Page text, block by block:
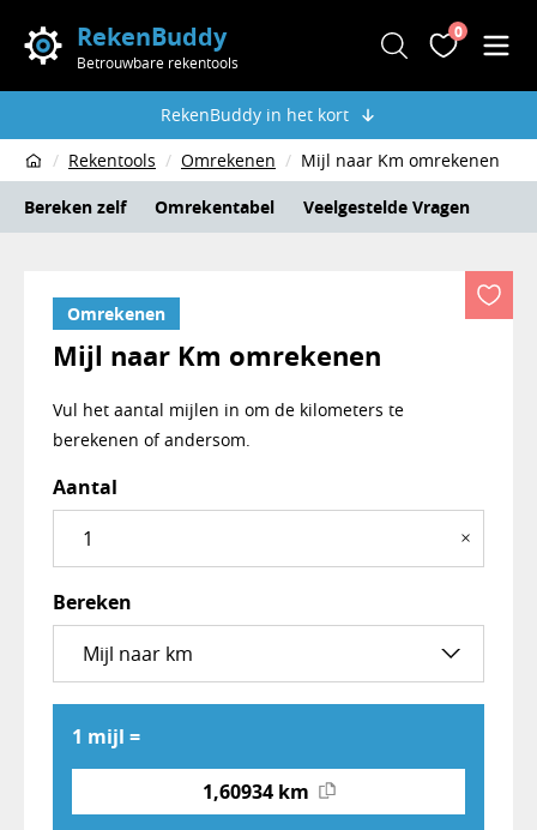
RekenBuddy
Betrouwbare rekentools Zoeken
0
RekenBuddy in het kort
HomeRekentools Omrekenen Mijl naar Km omrekenen
Bereken zelf Omrekentabel Veelgestelde Vragen
Omrekenen
Mijl naar Km omrekenen
Vul het aantal mijlen in om de kilometers te
berekenen of andersom.
Rekentool mijl naar km
Aantal
×
Bereken
1 mijl =
1,60934 km